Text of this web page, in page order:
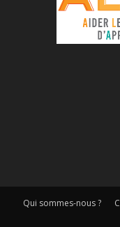
Qui sommes-nous ?